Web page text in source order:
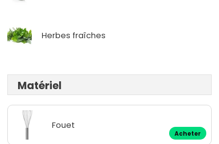
Herbes fraîches
Matériel
Fouet
Acheter